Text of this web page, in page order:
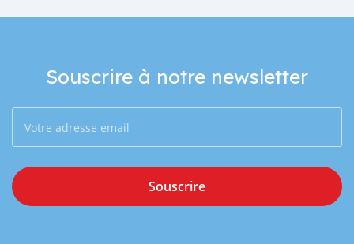
Souscrire à notre newsletter
Souscrire